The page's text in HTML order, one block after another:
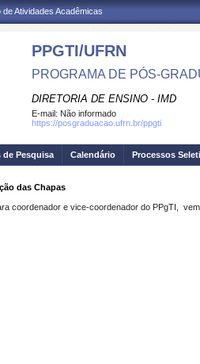
Atividades Acadêmicas
PPGTI/UFRN
PROGRAMA DE PÓS-
DIRETORIA DE ENSINO - IMD
E-mail: Não informado
https://posgraduacao.ufrn.br/ppgti
de Pesquisa Calendário Processos
das Chapas
coordenador e vice-coordenador do PPgTI,